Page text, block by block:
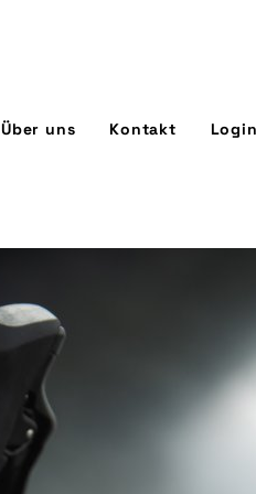
Über uns Kontakt Login